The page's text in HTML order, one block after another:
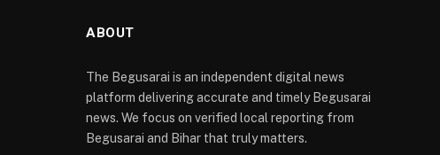
ABOUT
The Begusarai is an independent digital news
platform delivering accurate and timely Begusarai
news. We focus on verified local reporting from
Begusarai and Bihar that truly matters.